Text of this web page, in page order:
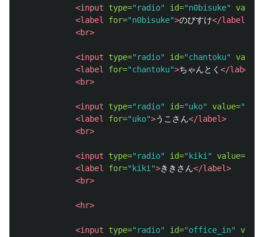
<input
type="radio" id="n0bisuke"
value=
<label
for="n0bisuke">のびすけ</label>
<br>
<input type="radio" id="chantoku"
value=
<label
for="chantoku">ちゃんとく </label>
<br>
<input type="radio" id="uko" value="う
<label
for="uko">うこさん</label>
<br>
<input type="radio" id="kiki" value=
<label
for="kiki">ききさん</label>
<br>
<hr>
<input type="radio" id="office_in"